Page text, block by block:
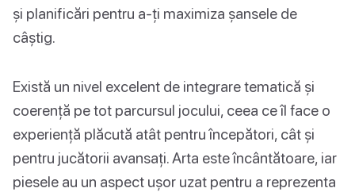
și planificări pentru a-ți maximiza șansele de
câștig.
Există un nivel excelent de integrare tematică și
coerență pe tot parcursul jocului, ceea ce îl face o
experiență plăcută atât pentru începători, cât și
pentru jucătorii avansați. Arta este încântătoare, iar
piesele au un aspect ușor uzat pentru a reprezenta